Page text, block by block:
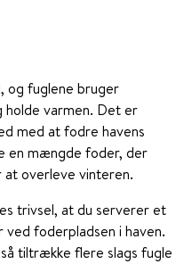
og fuglene bruger
holde varmen. Det er
med at fodre havens
en mængde foder, der
overleve vinteren.
trivsel, at du serverer et
foderpladsen i haven.
tiltrække flere slags fugle